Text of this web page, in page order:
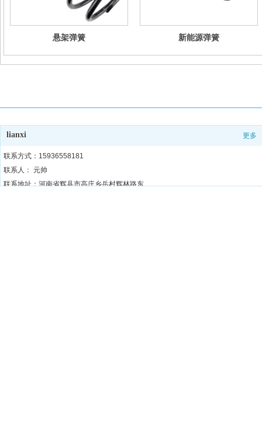
悬架弹簧 新能源弹簧
lianxi 更多
联系方式：15936558181
联系人： 元帅
联系地址：河南省辉县市高庄乡岳村辉林路东